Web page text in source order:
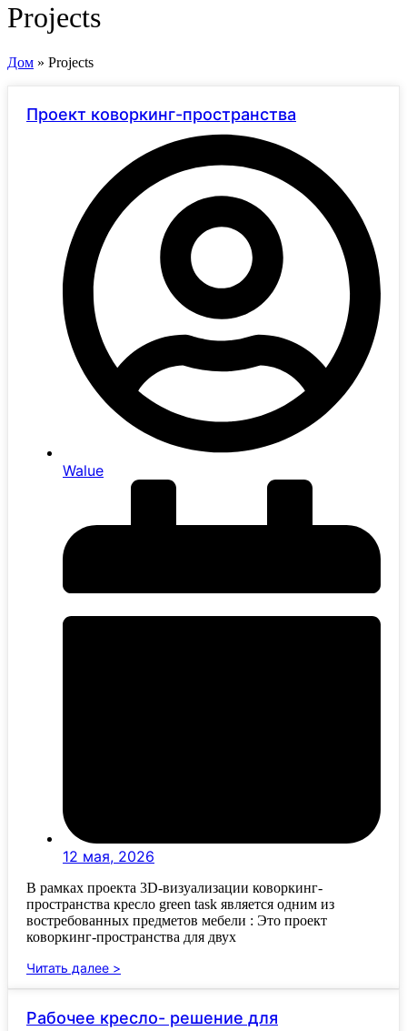
Projects
Дом » Projects
Проект коворкинг-пространства
Walue
12 мая, 2026
В рамках проекта 3D-визуализации коворкинг-
пространства кресло green task является одним из
востребованных предметов мебели : Это проект
коворкинг-пространства для двух
Читать далее >
Рабочее кресло- решение для